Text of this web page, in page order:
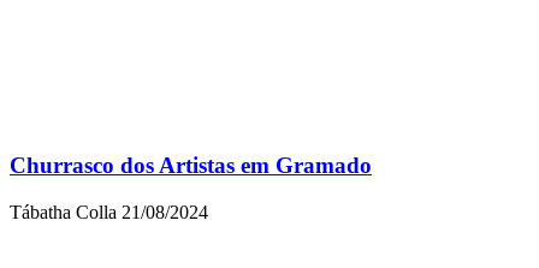
Churrasco dos Artistas em Gramado
Tábatha Colla 21/08/2024